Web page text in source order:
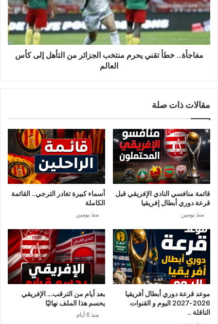
منتخب
الجزائر
من
التأهل
إلى
كأسمفاجأة.. خطأ تقني يحرم منتخب الجزائر من التأهل إلى كأس
العالم
مقالات ذات صلة
قائمة منافسي النادي الإفريقي قبل
قرعة دوري أبطال إفريقيا
منذ يومين
أسماء كبيرة تغادر الترجي.. القائمة
الكاملة
منذ يومين
موعد قرعة دوري أبطال أفريقيا
2026-2027 اليوم و القنوات
الناقلة ..
بعد أيام من الترقب… الإفريقي
يحسم هذا الملف نهائيًا
منذ 6 أيام